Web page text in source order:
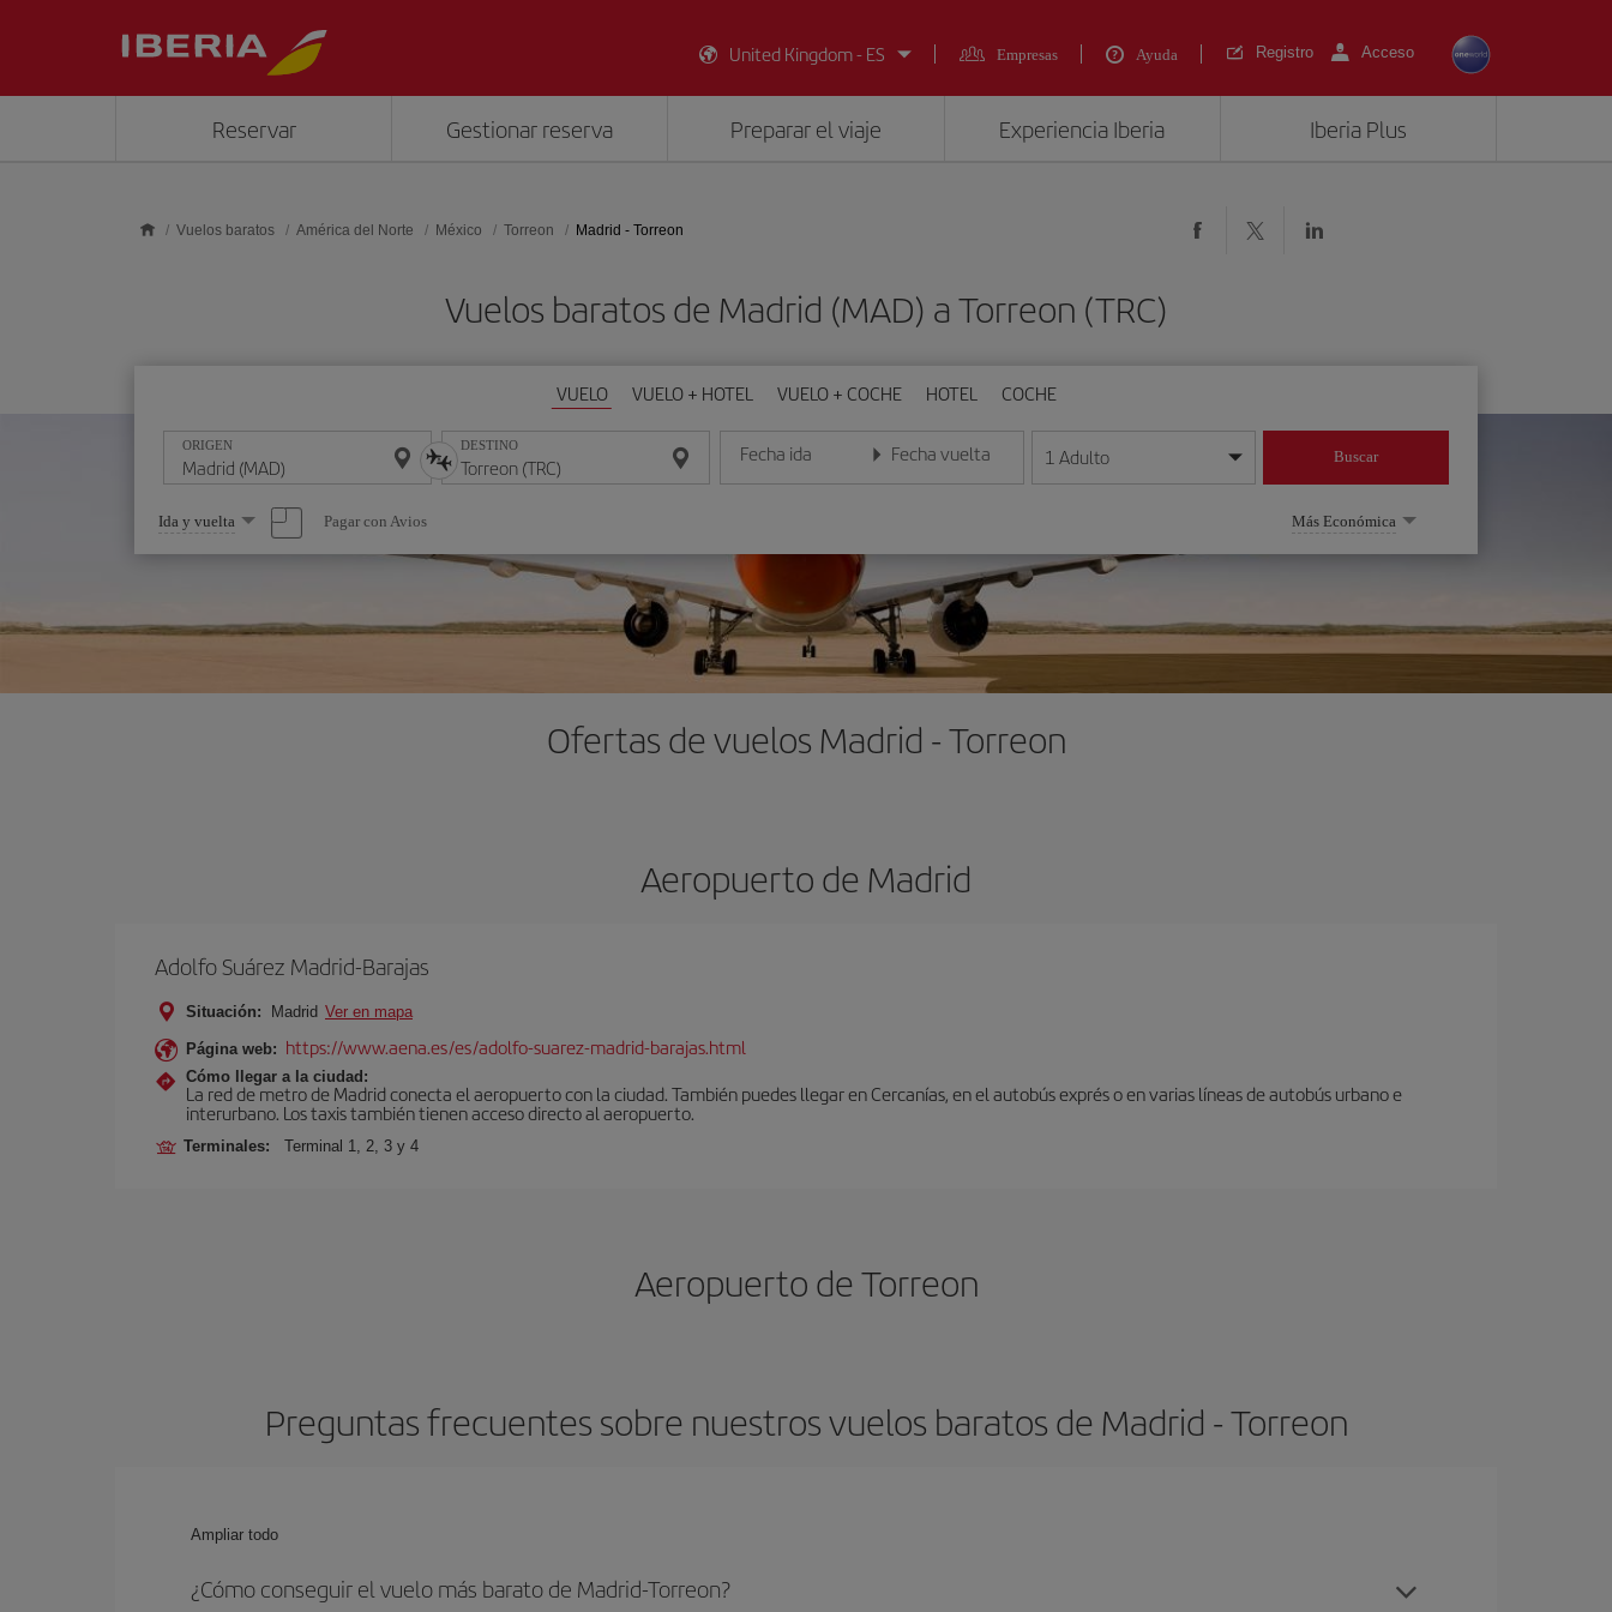
United Kingdom - ES
Empresas Ayuda Registro Acceso
Reservar Gestionar reserva Preparar el viaje Experiencia Iberia Iberia Plus
Vuelos baratos América del Norte México Torreon Madrid - Torreon
Vuelos baratos de Madrid (MAD) a Torreon (TRC)
VUELO VUELO + HOTEL VUELO + COCHE HOTEL COCHE
ORIGEN DESTINO Fecha ida
Introduce la fecha en formato día/mes/año
Fecha vuelta
Introduce la fecha en formato día/mes/año
1 Adulto Buscar
Seleccione
una
opción
Ida y vuelta Pagar con Avios Más Económica
Ofertas de vuelos Madrid - Torreon
Aeropuerto de Madrid
Adolfo Suárez Madrid-Barajas
Situación: Madrid Ver en mapa
Página web: https://www.aena.es/es/adolfo-suarez-madrid-barajas.html
Cómo llegar a la ciudad:
La red de metro de Madrid conecta el aeropuerto con la ciudad. También puedes llegar en Cercanías, en el autobús exprés o en varias líneas de autobús urbano e
interurbano. Los taxis también tienen acceso directo al aeropuerto.
Terminales: Terminal 1, 2, 3 y 4
Aeropuerto de Torreon
Preguntas frecuentes sobre nuestros vuelos baratos de Madrid - Torreon
Ampliar todo
¿Cómo conseguir el vuelo más barato de Madrid-Torreon?